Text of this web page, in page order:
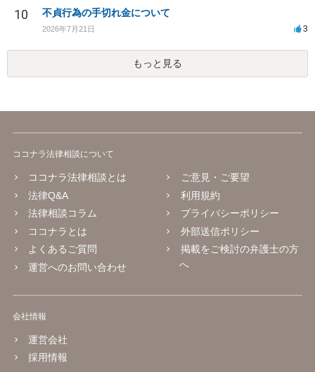
10 不貞行為の手切れ金について
2026年7月21日 3
もっと見る
ココナラ法律相談について
ココナラ法律相談とは
法律Q&A
法律相談コラム
ココナラとは
よくあるご質問
運営へのお問い合わせ
ご意見・ご要望
利用規約
プライバシーポリシー
外部送信ポリシー
掲載をご検討の弁護士の方
へ
会社情報
運営会社
採用情報